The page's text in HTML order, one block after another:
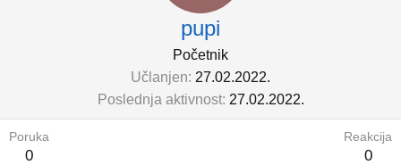
pupi
Početnik
Učlanjen 27.02.2022.
Poslednja aktivnost 27.02.2022.
Poruka
0
Reakcija
0